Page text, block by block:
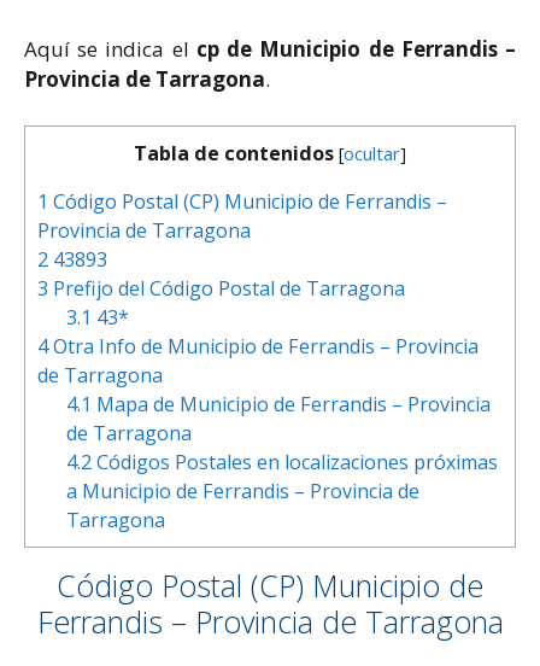
Aquí se indica el cp de Municipio de Ferrandis –
Provincia de Tarragona.
Tabla de contenidos [ocultar]
1 Código Postal (CP) Municipio de Ferrandis –
Provincia de Tarragona
2 43893
3 Prefijo del Código Postal de Tarragona
3.1 43*
4Otra Info de Municipio de Ferrandis – Provincia
de Tarragona
4.1 Mapa de Municipio de Ferrandis – Provincia
de Tarragona
4.2Códigos Postales en localizaciones próximas
a Municipio de Ferrandis – Provincia de
Tarragona
Código Postal (CP) Municipio de
Ferrandis – Provincia de Tarragona